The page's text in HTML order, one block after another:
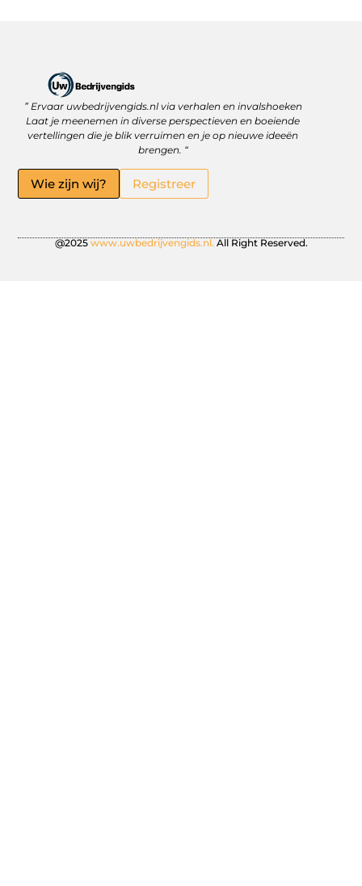
” Ervaar uwbedrijvengids.nl via verhalen en invalshoeken
Laat je meenemen in diverse perspectieven en boeiende
vertellingen die je blik verruimen en je op nieuwe ideeën
brengen. “
Wie zijn wij? Registreer
@2025 www.uwbedrijvengids.nl. All Right Reserved.